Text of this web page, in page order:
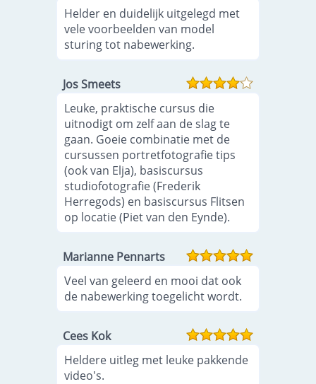
Helder en duidelijk uitgelegd met
vele voorbeelden van model
sturing tot nabewerking.
Jos Smeets
Leuke, praktische cursus die
uitnodigt om zelf aan de slag te
gaan. Goeie combinatie met de
cursussen portretfotografie tips
(ook van Elja), basiscursus
studiofotografie (Frederik
Herregods) en basiscursus Flitsen
op locatie (Piet van den Eynde).
Marianne Pennarts
Veel van geleerd en mooi dat ook
de nabewerking toegelicht wordt.
Cees Kok
Heldere uitleg met leuke pakkende
video's.